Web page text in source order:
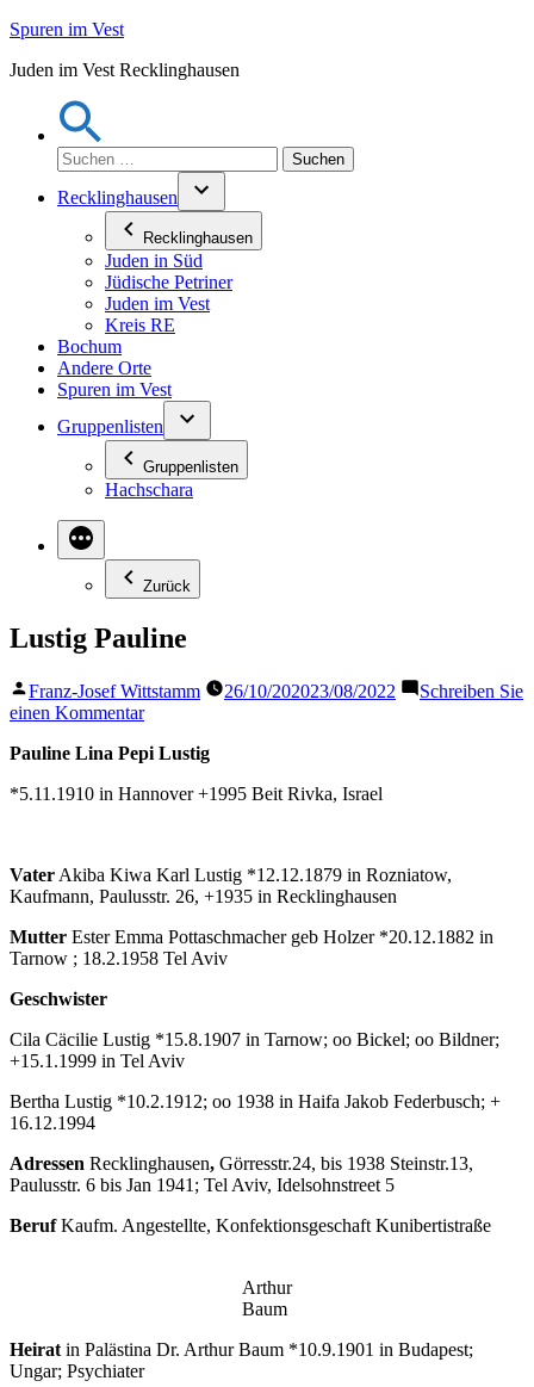
Zum
springen
Spuren im Vest
Juden im Vest Recklinghausen
Suchen
nach:
Recklinghausen
Recklinghausen
Juden in Süd
Jüdische Petriner
Juden im Vest
Kreis RE
Bochum
Andere Orte
Spuren im Vest
Gruppenlisten
Gruppenlisten
Hachschara
Zurück
Lustig Pauline
Veröffentlicht
von
Franz-Josef Wittstamm 26/10/202023/08/2022
Schreiben Sie
einen Kommentarzu
Pauline
Pauline Lina Pepi Lustig
*5.11.1910 in Hannover +1995 Beit Rivka, Israel
Vater Akiba Kiwa Karl Lustig *12.12.1879 in Rozniatow,
Kaufmann, Paulusstr. 26, +1935 in Recklinghausen
Mutter Ester Emma Pottaschmacher geb Holzer *20.12.1882 in
Tarnow ; 18.2.1958 Tel Aviv
Geschwister
Cila Cäcilie Lustig *15.8.1907 in Tarnow; oo Bickel; oo Bildner;
+15.1.1999 in Tel Aviv
Bertha Lustig *10.2.1912; oo 1938 in Haifa Jakob Federbusch; +
16.12.1994
Adressen Recklinghausen, Görresstr.24, bis 1938 Steinstr.13,
Paulusstr. 6 bis Jan 1941; Tel Aviv, Idelsohnstreet 5
BerufKaufm. Angestellte, Konfektionsgeschaft Kunibertistraße
Arthur
Baum
Heirat in Palästina Dr. Arthur Baum *10.9.1901 in Budapest;
Ungar; Psychiater